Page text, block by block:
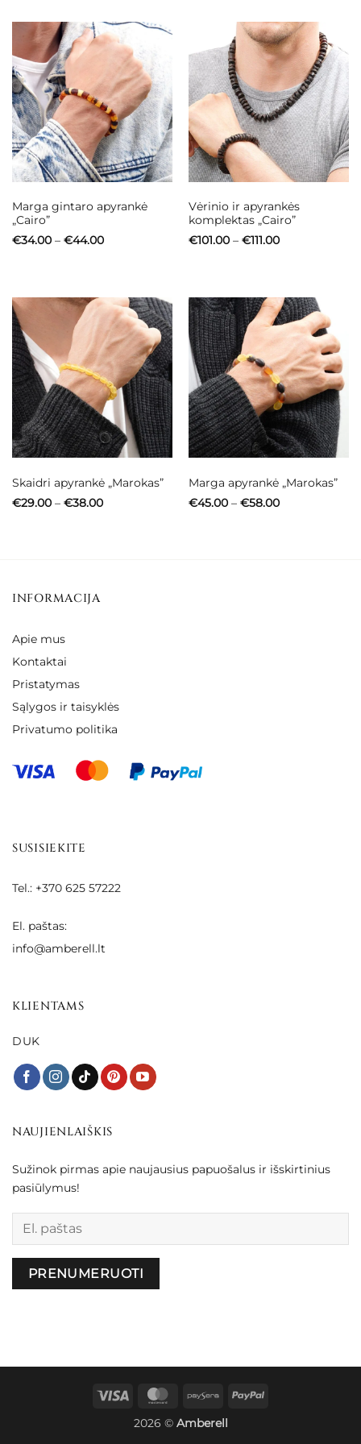
Marga gintaro apyrankė
„Cairo”
€34.00 – €44.00Price
Vėrinio ir apyrankės
komplektas „Cairo”
€101.00 – €111.00Price
Skaidri apyrankė „Marokas”
€29.00 – €38.00Price
Marga apyrankė „Marokas”
€45.00 – €58.00Price
INFORMACIJA
Apie mus
Kontaktai
Pristatymas
Sąlygos ir taisyklės
Privatumo politika
SUSISIEKITE
Tel.: +370 625 57222
El. paštas:
info@amberell.lt
KLIENTAMS
DUK
NAUJIENLAIŠKIS
Sužinok pirmas apie naujausius papuošalus ir išskirtinius
pasiūlymus!
Palikite šį lauką tuščią.
Visa MasterCardPayseraPayPal
2026 © Amberell